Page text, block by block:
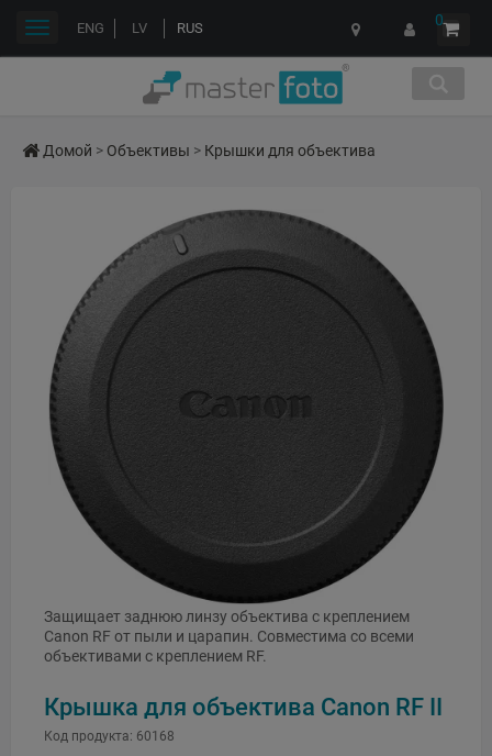
ENG LV RUS 0
Переключить
Домой > Объективы > Крышки для объектива
Защищает заднюю линзу объектива с креплением
Canon RF от пыли и царапин. Совместима со всеми
объективами с креплением RF.
Крышка для объектива Canon RF II
Код продукта: 60168